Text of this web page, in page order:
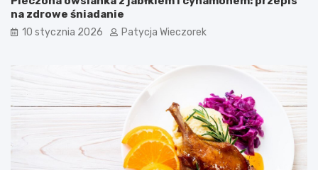
na zdrowe śniadanie
10 stycznia 2026 Patycja Wieczorek